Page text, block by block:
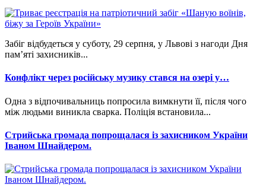
Забіг відбудеться у суботу, 29 серпня, у Львові з нагоди Дня
пам’яті захисників...
Конфлікт через російську музику стався на озері у…
Одна з відпочивальниць попросила вимкнути її, після чого
між людьми виникла сварка. Поліція встановила...
Стрийська громада попрощалася із захисником України
Іваном Шнайдером.